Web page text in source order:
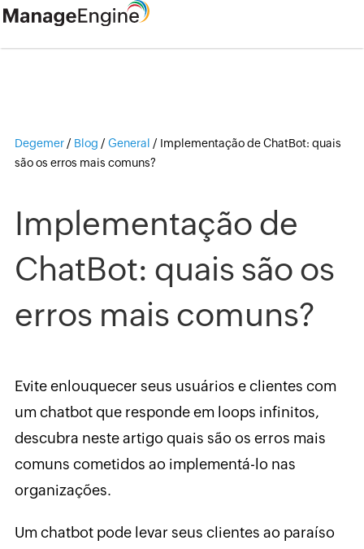
Degemer / Blog / General / Implementação de ChatBot: quais
são os erros mais comuns?
Implementação de
ChatBot: quais são os
erros mais comuns?
Evite enlouquecer seus usuários e clientes com
um chatbot que responde em loops infinitos,
descubra neste artigo quais são os erros mais
comuns cometidos ao implementá-lo nas
organizações.
Um chatbot pode levar seus clientes ao paraíso